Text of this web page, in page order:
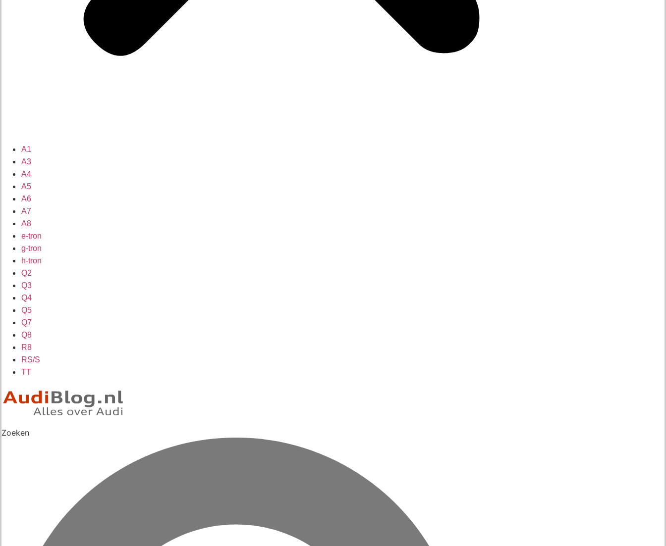
A1
A3
A4
A5
A6
A7
A8
e-tron
g-tron
h-tron
Q2
Q3
Q4
Q5
Q7
Q8
R8
RS/S
TT
Zoeken